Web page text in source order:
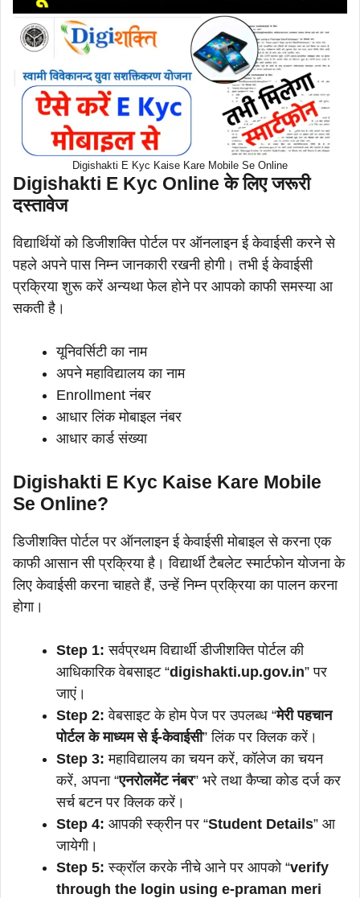
Digishakti E Kyc Kaise Kare Mobile Se Online
Digishakti E Kyc Online के लिए जरूरी
दस्तावेज
विद्यार्थियों को डिजीशक्ति पोर्टल पर ऑनलाइन ई केवाईसी करने से
पहले अपने पास निम्न जानकारी रखनी होगी। तभी ई केवाईसी
प्रक्रिया शुरू करें अन्यथा फेल होने पर आपको काफी समस्या आ
सकती है।
यूनिवर्सिटी का नाम
अपने महाविद्यालय का नाम
Enrollment नंबर
आधार लिंक मोबाइल नंबर
आधार कार्ड संख्या
Digishakti E Kyc Kaise Kare Mobile
Se Online?
डिजीशक्ति पोर्टल पर ऑनलाइन ई केवाईसी मोबाइल से करना एक
काफी आसान सी प्रक्रिया है। विद्यार्थी टैबलेट स्मार्टफोन योजना के
लिए केवाईसी करना चाहते हैं, उन्हें निम्न प्रक्रिया का पालन करना
होगा।
Step 1: सर्वप्रथम विद्यार्थी डीजीशक्ति पोर्टल की
आधिकारिक वेबसाइट “digishakti.up.gov.in” पर
जाएं।
Step 2:वेबसाइट के होम पेज पर उपलब्ध “मेरी पहचान
पोर्टल के माध्यम से ई-केवाईसी” लिंक पर क्लिक करें।
Step 3:महाविद्यालय का चयन करें, कॉलेज का चयन
करें, अपना “एनरोलमेंट नंबर” भरे तथा कैप्चा कोड दर्ज कर
सर्च बटन पर क्लिक करें।
Step 4: आपकी स्क्रीन पर “Student Details” आ
जायेगी।
Step 5: स्क्रॉल करके नीचे आने पर आपको “verify
through the login using e-praman meri